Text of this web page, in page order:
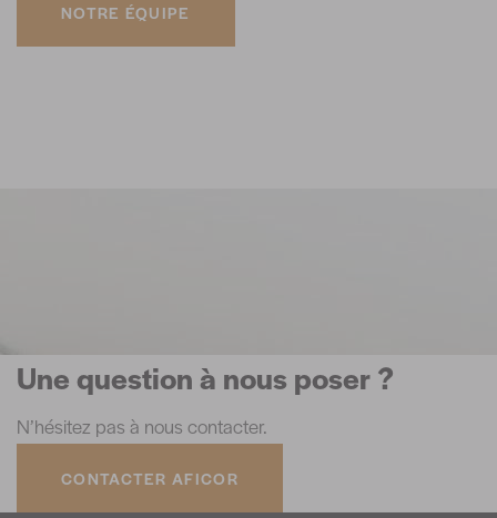
NOTRE ÉQUIPE
Une question à nous poser ?
N’hésitez pas à nous contacter.
CONTACTER AFICOR